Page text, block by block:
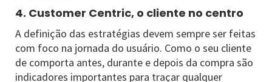
4. Customer Centric, o cliente no centro
A definição das estratégias devem sempre ser feitas
com foco na jornada do usuário. Como o seu cliente
de comporta antes, durante e depois da compra são
indicadores importantes para traçar qualquer